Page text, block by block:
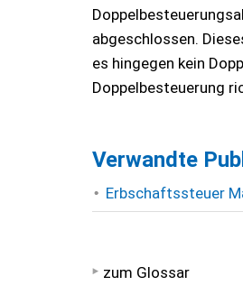
abgeschlossen.
es hingegen kein
Doppelbesteuerung
Verwandte
Erbschaftssteuer
zum Glossar